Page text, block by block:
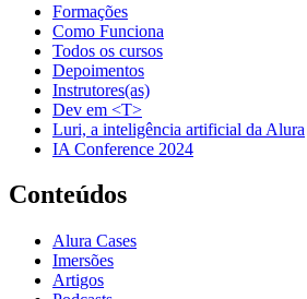
Formações
Como Funciona
Todos os cursos
Depoimentos
Instrutores(as)
Dev em <T>
Luri, a inteligência artificial da Alura
IA Conference 2024
Conteúdos
Alura Cases
Imersões
Artigos